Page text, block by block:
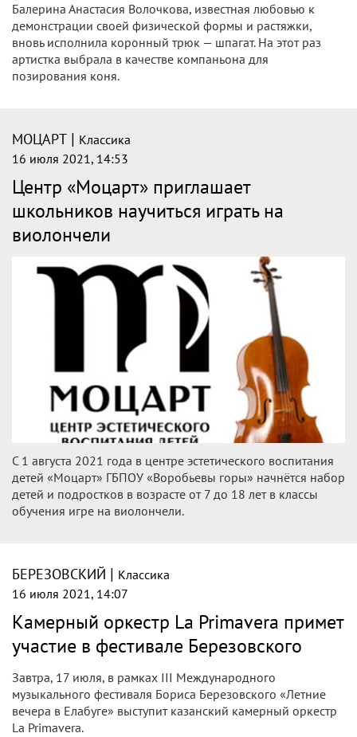
Балерина Анастасия Волочкова, известная любовью к
демонстрации своей физической формы и растяжки,
вновь исполнила коронный трюк — шпагат. На этот раз
артистка выбрала в качестве компаньона для
позирования коня.
МОЦАРТ | Классика
16 июля 2021, 14:53
Центр «Моцарт» приглашает
школьников научиться играть на
виолончели
С 1 августа 2021 года в центре эстетического воспитания
детей «Моцарт» ГБПОУ «Воробьевы горы» начнётся набор
детей и подростков в возрасте от 7 до 18 лет в классы
обучения игре на виолончели.
БЕРЕЗОВСКИЙ | Классика
16 июля 2021, 14:07
Камерный оркестр La Primavera примет
участие в фестивале Березовского
Завтра, 17 июля, в рамках III Международного
музыкального фестиваля Бориса Березовского «Летние
вечера в Елабуге» выступит казанский камерный оркестр
La Primavera.